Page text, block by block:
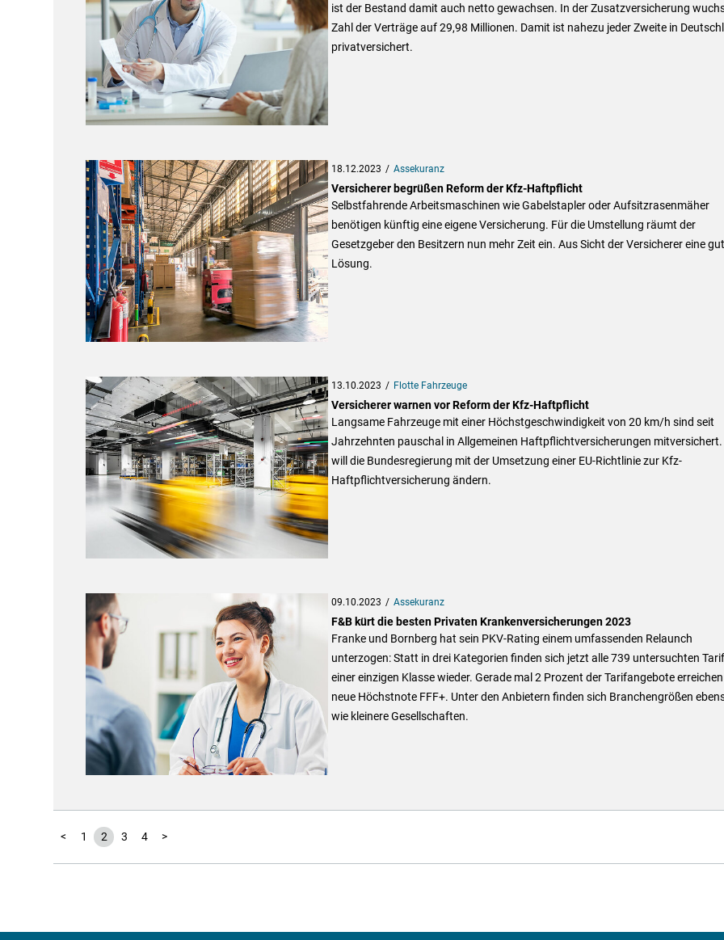
ist der Bestand damit auch netto gewachsen. In der Zusatzversicherung
Zahl der Verträge auf 29,98 Millionen. Damit ist nahezu jeder Zweite in
privatversichert.
18.12.2023 Assekuranz
Versicherer begrüßen Reform der Kfz-Haftpflicht
Selbstfahrende Arbeitsmaschinen wie Gabelstapler oder Aufsitzrasenmäher
benötigen künftig eine eigene Versicherung. Für die Umstellung räumt der
Gesetzgeber den Besitzern nun mehr Zeit ein. Aus Sicht der Versicherer eine
Lösung.
13.10.2023 Flotte Fahrzeuge
Versicherer warnen vor Reform der Kfz-Haftpflicht
Langsame Fahrzeuge mit einer Höchstgeschwindigkeit von 20 km/h sind seit
Jahrzehnten pauschal in Allgemeinen Haftpflichtversicherungen mitversichert.
will die Bundesregierung mit der Umsetzung einer EU-Richtlinie zur Kfz-
Haftpflichtversicherung ändern.
09.10.2023 Assekuranz
F&B kürt die besten Privaten Krankenversicherungen 2023
Franke und Bornberg hat sein PKV-Rating einem umfassenden Relaunch
unterzogen: Statt in drei Kategorien finden sich jetzt alle 739 untersuchten
einer einzigen Klasse wieder. Gerade mal 2 Prozent der Tarifangebote
neue Höchstnote FFF+. Unter den Anbietern finden sich Branchengrößen
wie kleinere Gesellschaften.
< 1 2 3 4 >